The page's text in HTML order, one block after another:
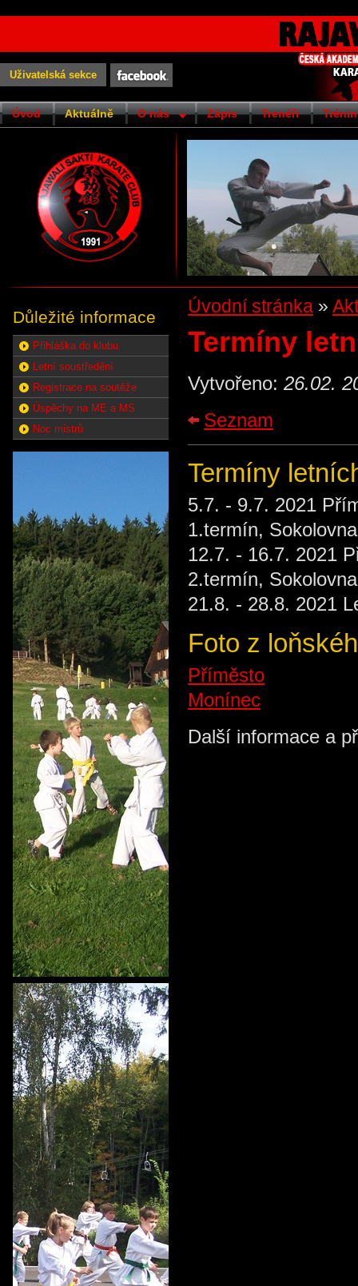
Uživatelská sekce
Úvod Aktuálně O nás Zápis Trenéři
Důležité informace
Přihláška do klubu
Letní soustředění
Registrace na soutěže
Úspěchy na ME a MS
Noc mistrů
Úvodní stránka »
Termíny
Vytvořeno: 26.02.
Seznam
Termíny
5.7. - 9.7. 2021
1.termín,
12.7. - 16.7. 2021
2.termín,
21.8. - 28.8. 2021
Foto z
Příměsto
Monínec
Další informace a